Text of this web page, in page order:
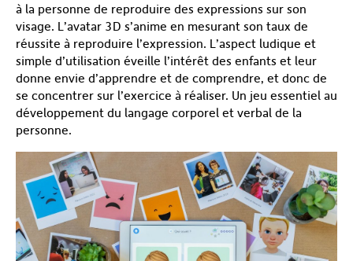
à la personne de reproduire des expressions sur son
visage. L’avatar 3D s’anime en mesurant son taux de
réussite à reproduire l’expression. L’aspect ludique et
simple d’utilisation éveille l’intérêt des enfants et leur
donne envie d’apprendre et de comprendre, et donc de
se concentrer sur l’exercice à réaliser. Un jeu essentiel au
développement du langage corporel et verbal de la
personne.